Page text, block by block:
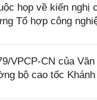
họp về kiến nghị
Tổ hợp công
VPCP-CN của
bộ cao tốc